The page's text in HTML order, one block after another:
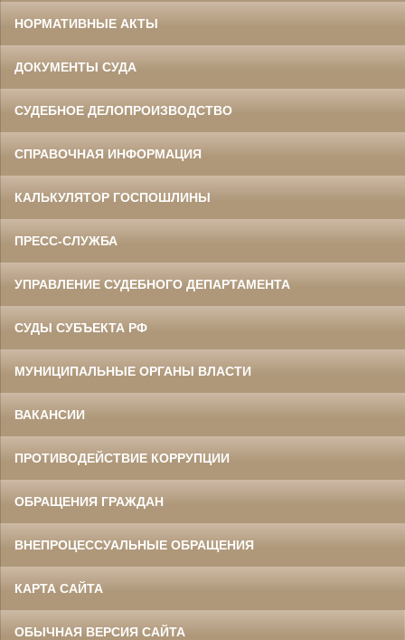
НОРМАТИВНЫЕ АКТЫ
ДОКУМЕНТЫ СУДА
СУДЕБНОЕ ДЕЛОПРОИЗВОДСТВО
СПРАВОЧНАЯ ИНФОРМАЦИЯ
КАЛЬКУЛЯТОР ГОСПОШЛИНЫ
ПРЕСС-СЛУЖБА
УПРАВЛЕНИЕ СУДЕБНОГО ДЕПАРТАМЕНТА
СУДЫ СУБЪЕКТА РФ
МУНИЦИПАЛЬНЫЕ ОРГАНЫ ВЛАСТИ
ВАКАНСИИ
ПРОТИВОДЕЙСТВИЕ КОРРУПЦИИ
ОБРАЩЕНИЯ ГРАЖДАН
ВНЕПРОЦЕССУАЛЬНЫЕ ОБРАЩЕНИЯ
КАРТА САЙТА
ОБЫЧНАЯ ВЕРСИЯ САЙТА